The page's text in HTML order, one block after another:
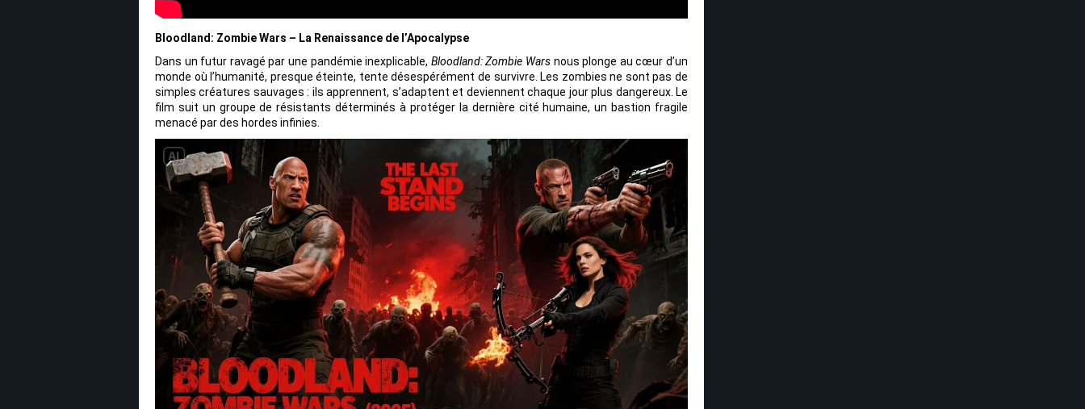
Bloodland: Zombie Wars – La Renaissance de l’Apocalypse
Dans un futur ravagé par une pandémie inexplicable, Bloodland: Zombie Wars nous plonge au cœur d’un
monde où l’humanité, presque éteinte, tente désespérément de survivre. Les zombies ne sont pas de
simples créatures sauvages : ils apprennent, s’adaptent et deviennent chaque jour plus dangereux. Le
film suit un groupe de résistants déterminés à protéger la dernière cité humaine, un bastion fragile
menacé par des hordes infinies.